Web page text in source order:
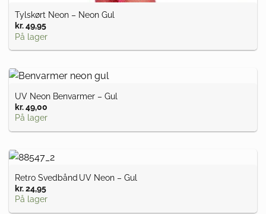
Tylskørt Neon – Neon Gul
kr.49,95
På lager
UV Neon Benvarmer – Gul
kr.49,00
På lager
Retro Svedbånd UV Neon – Gul
kr.24,95
På lager